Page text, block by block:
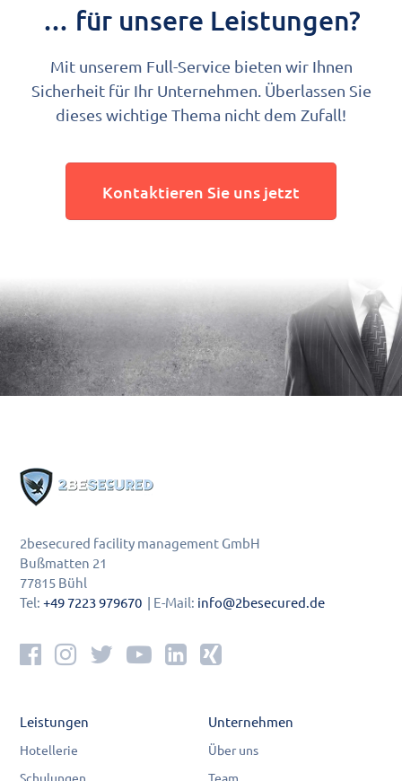
… für unsere Leistungen?
Mit unserem Full-Service bieten wir Ihnen
Sicherheit für Ihr Unternehmen. Überlassen Sie
dieses wichtige Thema nicht dem Zufall!
Kontaktieren Sie uns jetzt
2besecured facility management GmbH
Bußmatten 21
77815 Bühl
Tel:+49 7223 979670 | E-Mail: info@2besecured.de
Leistungen
Hotellerie
Schulungen
Unternehmen
Über uns
Team